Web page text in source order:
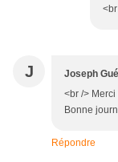
J Joseph
<br />
Bonne
Répondre